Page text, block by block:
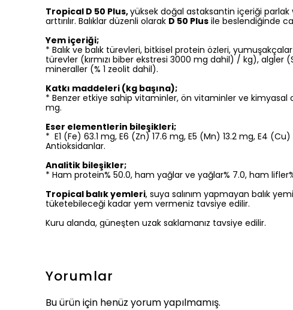
Tropical D 50 Plus,yüksek doğal astaksantin içeriği parlak
arttırılır. Balıklar düzenli olarak D 50 Plus ile beslendiğinde
Yem içeriği;
* Balık ve balık türevleri, bitkisel protein özleri,
türevler (kırmızı biber ekstresi 3000 mg dahil) / kg), algler
mineraller (% 1 zeolit dahil).
Katkı maddeleri (kg başına);
* Benzer etkiye sahip vitaminler, ön vitaminler ve kimyasal
mg.
Eser elementlerin bileşikleri;
* E1 (Fe) 63.1 mg, E6 (Zn) 17.6 mg, E5 (Mn) 13.2 mg, E4
Antioksidanlar.
Analitik bileşikler;
* Ham protein% 50.0, ham yağlar ve yağlar% 7.0, ham
Tropical balık yemleri, suya salınım yapmayan balık
tüketebileceği kadar yem vermeniz tavsiye edilir.
Kuru alanda, güneşten uzak saklamanız tavsiye edilir.
Yorumlar
Bu ürün için henüz yorum yapılmamış.